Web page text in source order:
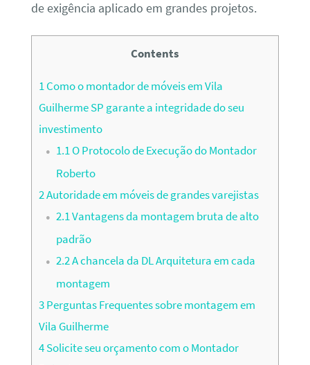
de exigência aplicado em grandes projetos.
Contents
1Como o montador de móveis em Vila
Guilherme SP garante a integridade do seu
investimento
1.1O Protocolo de Execução do Montador
Roberto
2Autoridade em móveis de grandes varejistas
2.1Vantagens da montagem bruta de alto
padrão
2.2A chancela da DL Arquitetura em cada
montagem
3Perguntas Frequentes sobre montagem em
Vila Guilherme
4Solicite seu orçamento com o Montador